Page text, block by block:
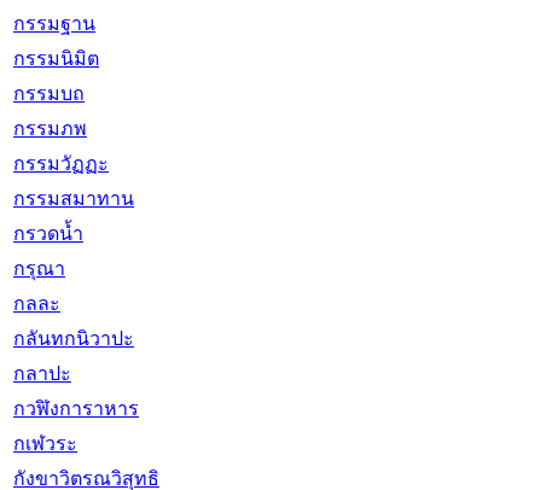
กรรมฐาน
กรรมนิมิต
กรรมบถ
กรรมภพ
กรรมวัฏฏะ
กรรมสมาทาน
กรวดน้ำ
กรุณา
กลละ
กลันทกนิวาปะ
กลาปะ
กวฬิงการาหาร
กเฬวระ
กังขาวิตรณวิสุทธิ